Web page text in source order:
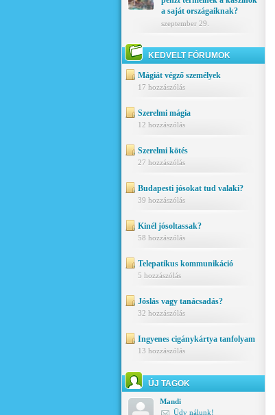
a saját országaiknak?
szeptember 29.
KEDVELT FÓRUMOK
Mágiát végző személyek
17 hozzászólás
Szerelmi mágia
12 hozzászólás
Szerelmi kötés
27 hozzászólás
Budapesti jósokat tud valaki?
39 hozzászólás
Kinél jósoltassak?
58 hozzászólás
Telepatikus kommunikáció
5 hozzászólás
Jóslás vagy tanácsadás?
32 hozzászólás
Ingyenes cigánykártya tanfolyam
13 hozzászólás
ÚJ TAGOK
Mandi
Üdv nálunk!